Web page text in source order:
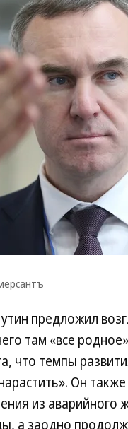
предложил
там «все
что темпы
Он
из аварийного
а заодно